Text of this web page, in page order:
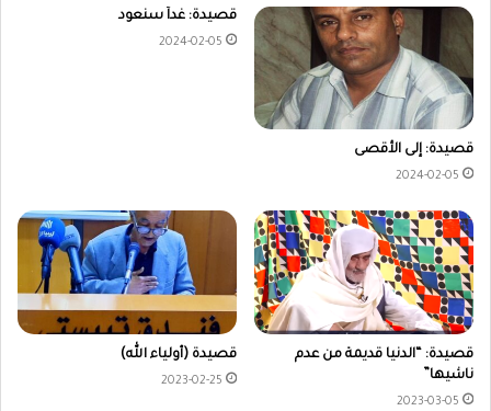
قصيدة: إلى الأقصى
2024-02-05
قصيدة: غداً سنعود
2024-02-05
قصيدة: “الدنيا قديمة من عدم
ناشيها”
2023-03-05
قصيدة (أولياء الله)
2023-02-25